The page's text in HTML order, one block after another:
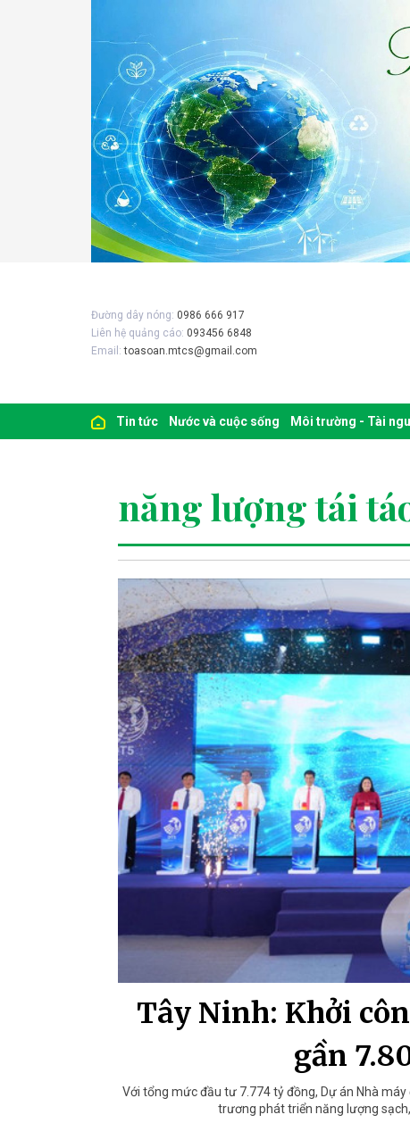
Đường dây nóng: 0986 666 917
Liên hệ quảng cáo: 093456 6848
Email:toasoan.mtcs@gmail.com
Tin tức Nước và cuộc sống Môi trường - Tài
năng lượng tái
Tây Ninh: Khởi
gần
Với tổng mức đầu tư 7.774 tỷ đồng, Dự án Nhà
trương phát triển năng lượng